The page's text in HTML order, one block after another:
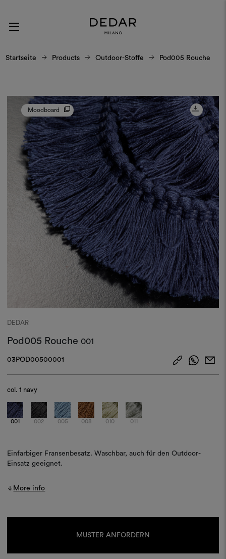
Startseite Products Outdoor-Stoffe Pod005 Rouche
Moodboard
DEDAR
Pod005 Rouche 001
03POD00500001
col.1 navy
001 002 005 008 010 011
Einfarbiger Fransenbesatz. Waschbar, auch für den Outdoor-
Einsatz geeignet.
More info
MUSTER ANFORDERN